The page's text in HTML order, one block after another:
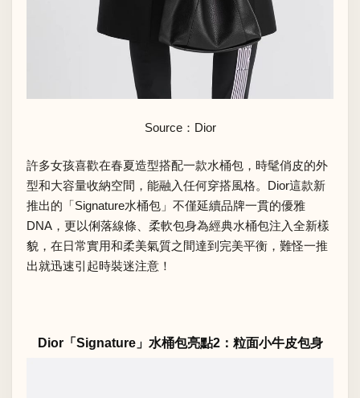
Source：Dior
許多女孩喜歡在春夏造型搭配一款水桶包，時髦俏皮的外
型和大容量收納空間，能融入任何穿搭風格。Dior這款新
推出的「Signature水桶包」不僅延續品牌一貫的優雅
DNA，更以俐落線條、柔軟包身為經典水桶包注入全新樣
貌，在日常實用和柔美氣質之間達到完美平衡，難怪一推
出就迅速引起時裝迷注意！
Dior「Signature」水桶包亮點2：粒面小牛皮包身